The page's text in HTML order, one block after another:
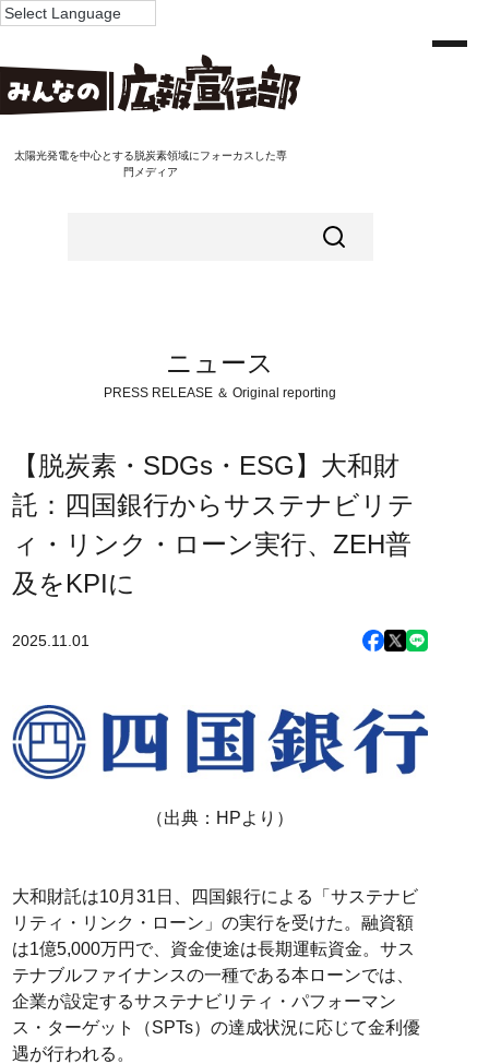
太陽光発電を中心とする脱炭素領域にフォーカスした専
門メディア
ニュース
PRESS RELEASE ＆ Original reporting
【脱炭素・SDGs・ESG】大和財
託：四国銀行からサステナビリテ
ィ・リンク・ローン実行、ZEH普
及をKPIに
2025.11.01
（出典：HPより）
大和財託は10月31日、四国銀行による「サステナビ
リティ・リンク・ローン」の実行を受けた。融資額
は1億5,000万円で、資金使途は長期運転資金。サス
テナブルファイナンスの一種である本ローンでは、
企業が設定するサステナビリティ・パフォーマン
ス・ターゲット（SPTs）の達成状況に応じて金利優
遇が行われる。